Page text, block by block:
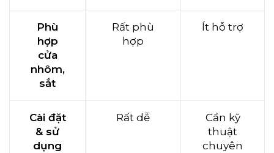
Phù
hợp
cửa
nhôm,
sắt
Rất phù
hợp
Ít hỗ trợ
Cài đặt
& sử
dụng
Rất dễ
Cần kỹ
thuật
chuyên